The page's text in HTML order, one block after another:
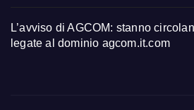
L’avviso di AGCOM: stanno
legate al dominio agcom.it.com